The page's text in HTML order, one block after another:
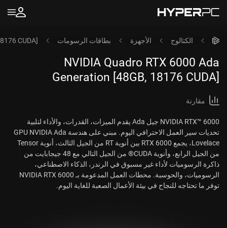
الكتالوج الأجهزة بطاقات الرسومات CUDA]
NVIDIA Quadro RTX 6000 Ada
Generation [48GB, 18176 CUDA]
مقارنة
NVIDIA RTX™ 6000 جيل Ada يقدم الميزات، القدرات، والأداء لتلبية
تحديات سير العمل الاحترافي اليوم. مبني على هندسة GPU NVIDIA Ada
Lovelace، يجمع RTX 6000 بين أنوية RT من الجيل الثالث، أنوية Tensor
من الجيل الرابع، وأنوية CUDA® من الجيل التالي مع 48 جيجابايت من
ذاكرة الرسوميات لأداء غير مسبوق في الرندر، الذكاء الاصطناعي،
الرسوميات، والحوسبة. محطات العمل المدعومة بـ NVIDIA RTX 6000
توفر ما تحتاجه للنجاح في بيئة الأعمال الصعبة للغاية اليوم.